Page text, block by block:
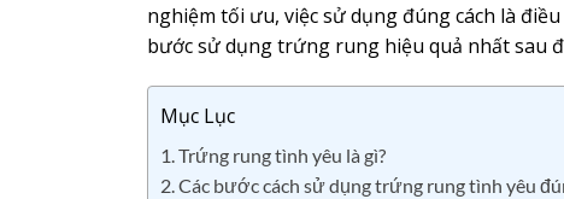
nghiệm tối ưu, việc sử dụng đúng cách là
bước sử dụng trứng rung hiệu quả nhất sau
Mục Lục
1. Trứng rung tình yêu là gì?
2. Các bước cách sử dụng trứng rung tình yêu